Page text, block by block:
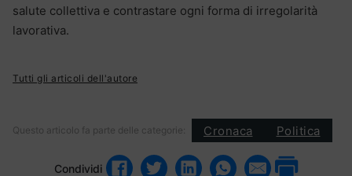
salute collettiva e contrastare ogni forma di irregolarità
lavorativa.
Tutti gli articoli dell'autore
Questo articolo fa parte delle categorie: Cronaca Politica
Condividi